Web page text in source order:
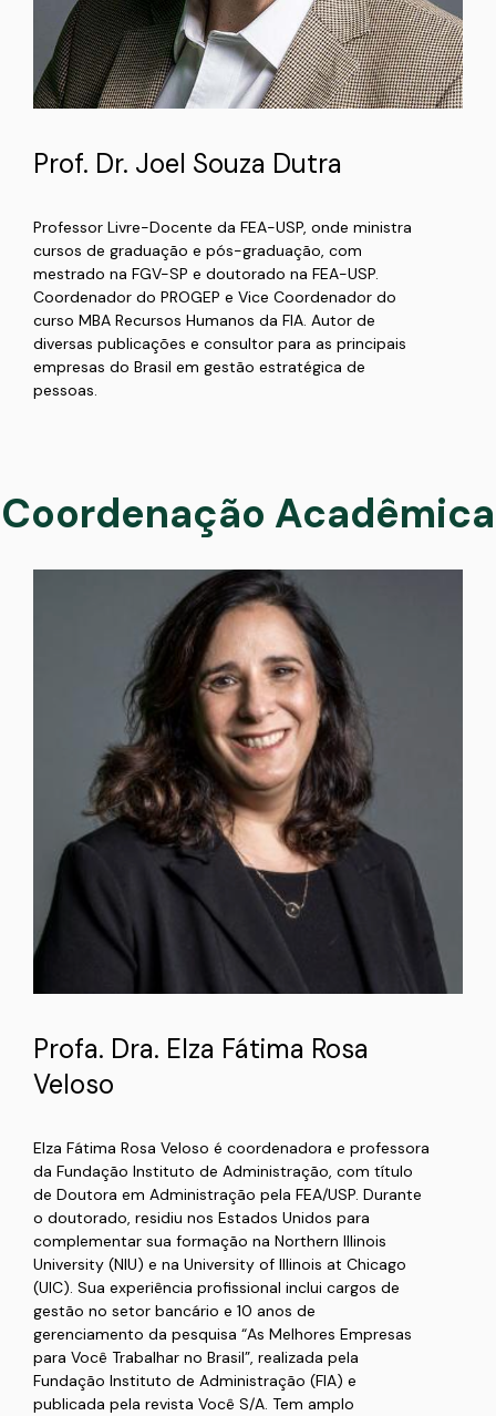
Prof. Dr. Joel Souza Dutra
Professor Livre-Docente da FEA-USP, onde ministra
cursos de graduação e pós-graduação, com
mestrado na FGV-SP e doutorado na FEA-USP.
Coordenador do PROGEP e Vice Coordenador do
curso MBA Recursos Humanos da FIA. Autor de
diversas publicações e consultor para as principais
empresas do Brasil em gestão estratégica de
pessoas.
Coordenação Acadêmica
Profa. Dra. Elza Fátima Rosa
Veloso
Elza Fátima Rosa Veloso é coordenadora e professora
da Fundação Instituto de Administração, com título
de Doutora em Administração pela FEA/USP. Durante
o doutorado, residiu nos Estados Unidos para
complementar sua formação na Northern Illinois
University (NIU) e na University of Illinois at Chicago
(UIC). Sua experiência profissional inclui cargos de
gestão no setor bancário e 10 anos de
gerenciamento da pesquisa “As Melhores Empresas
para Você Trabalhar no Brasil”, realizada pela
Fundação Instituto de Administração (FIA) e
publicada pela revista Você S/A. Tem amplo